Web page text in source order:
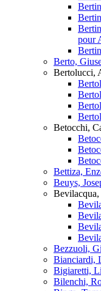
pour
Berto,
Bertolucci,
Betocchi,
Bettiza,
Beuys,
Bezzuoli,
Bianciardi,
Bigiaretti,
Bilenchi,